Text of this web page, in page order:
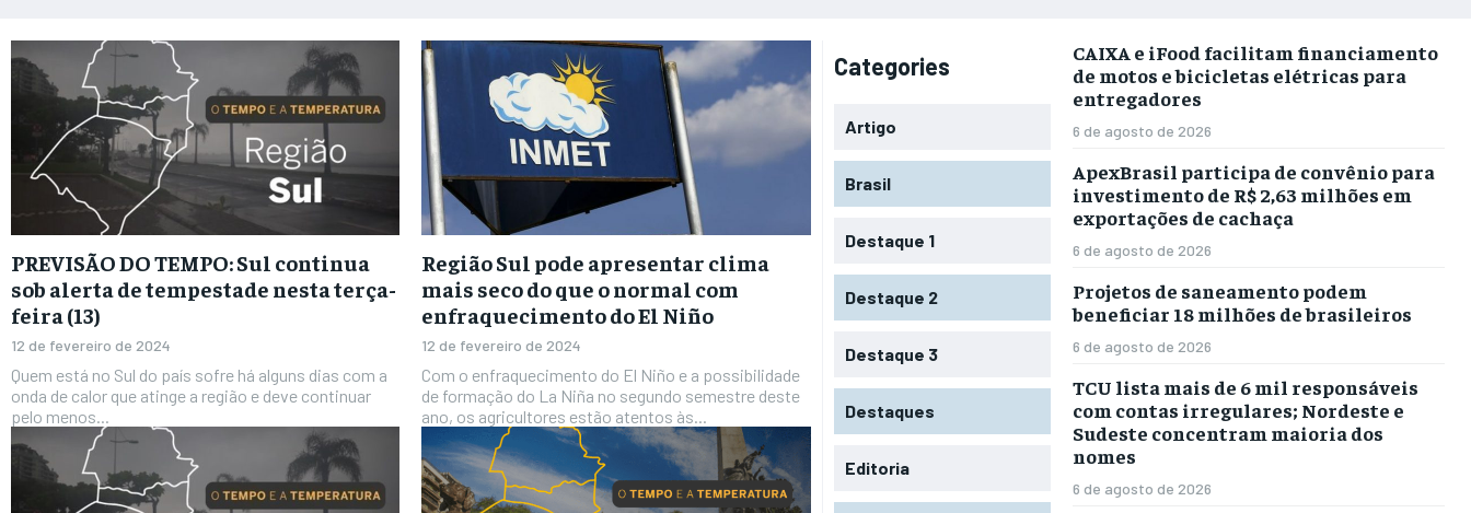
PREVISÃO DO TEMPO: Sul continua
sob alerta de tempestade nesta terça-
feira (13)
12 de fevereiro de 2024
Quem está no Sul do país sofre há alguns dias com a
onda de calor que atinge a região e deve continuar
pelo menos...
Região Sul pode apresentar clima
mais seco do que o normal com
enfraquecimento do El Niño
12 de fevereiro de 2024
Com o enfraquecimento do El Niño e a possibilidade
de formação do La Niña no segundo semestre deste
ano, os agricultores estão atentos às...
Categories
Artigo
Brasil
Destaque 1
Destaque 2
Destaque 3
Destaques
Editoria
CAIXA e iFood facilitam financiamento
de motos e bicicletas elétricas para
entregadores
6 de agosto de 2026
ApexBrasil participa de convênio para
investimento de R$ 2,63 milhões em
exportações de cachaça
6 de agosto de 2026
Projetos de saneamento podem
beneficiar 18 milhões de brasileiros
6 de agosto de 2026
TCU lista mais de 6 mil responsáveis
com contas irregulares; Nordeste e
Sudeste concentram maioria dos
nomes
6 de agosto de 2026